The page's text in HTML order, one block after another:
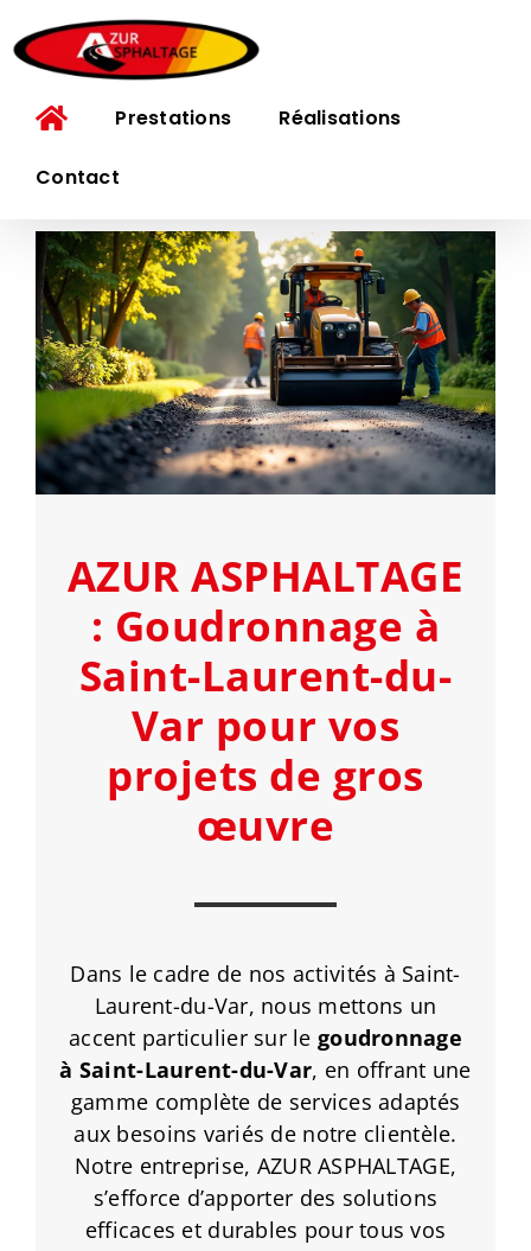
au
contenu
Prestations Réalisations
Contact
AZUR ASPHALTAGE
: Goudronnage à
Saint-Laurent-du-
Var pour vos
projets de gros
œuvre
Dans le cadre de nos activités à Saint-
Laurent-du-Var, nous mettons un
accent particulier sur legoudronnage
à Saint-Laurent-du-Var, en offrant une
gamme complète de services adaptés
aux besoins variés de notre clientèle.
Notre entreprise, AZUR ASPHALTAGE,
s’efforce d’apporter des solutions
efficaces et durables pour tous vos